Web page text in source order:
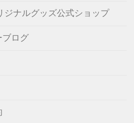
ジナルグッズ公式ショップ
ブログ